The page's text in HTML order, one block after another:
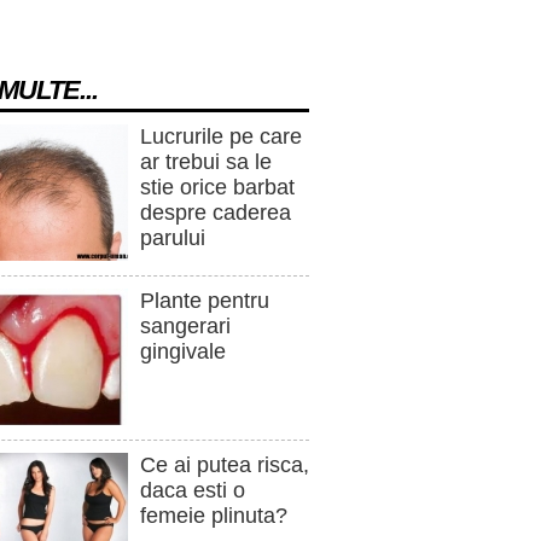
Lucrurile pe care
ar trebui sa le
stie orice barbat
despre caderea
parului
Plante pentru
sangerari
gingivale
Ce ai putea risca,
daca esti o
femeie plinuta?